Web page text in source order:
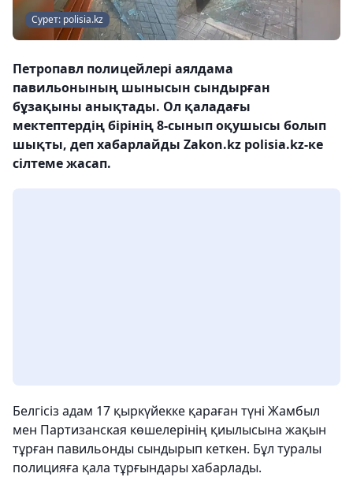
Сурет: polisia.kz
Петропавл полицейлері аялдама
павильонының шынысын сындырған
бұзақыны анықтады. Ол қаладағы
мектептердің бірінің 8-сынып оқушысы болып
шықты, деп хабарлайды Zakon.kz polisia.kz-ке
сілтеме жасап.
Белгісіз адам 17 қыркүйекке қараған түні Жамбыл
мен Партизанская көшелерінің қиылысына жақын
тұрған павильонды сындырып кеткен. Бұл туралы
полицияға қала тұрғындары хабарлады.